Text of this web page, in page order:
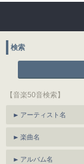
検索
【音楽50音検索】
アーティスト名
楽曲名
アルバム名